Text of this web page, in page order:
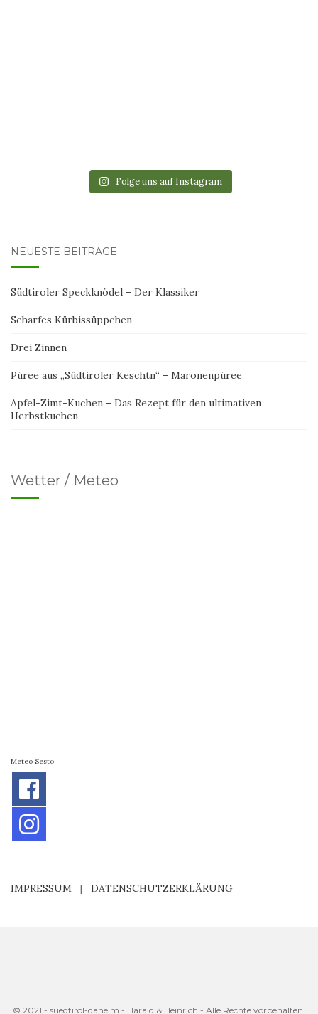
Folge uns auf Instagram
NEUESTE BEITRÄGE
Südtiroler Speckknödel – Der Klassiker
Scharfes Kürbissüppchen
Drei Zinnen
Püree aus „Südtiroler Keschtn“ – Maronenpüree
Apfel-Zimt-Kuchen – Das Rezept für den ultimativen
Herbstkuchen
Wetter / Meteo
Meteo Sesto
IMPRESSUM | DATENSCHUTZERKLÄRUNG
© 2021 - suedtirol-daheim - Harald & Heinrich - Alle Rechte vorbehalten.